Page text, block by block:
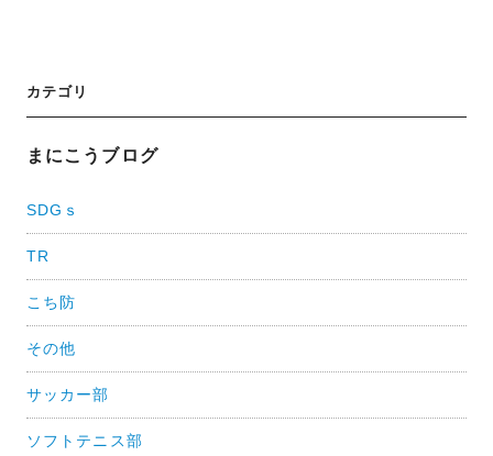
投
稿
ナ
ゲ
ー
シ
ョ
ン
カテゴリ
まにこうブログ
SDGｓ
TR
こち防
その他
サッカー部
ソフトテニス部